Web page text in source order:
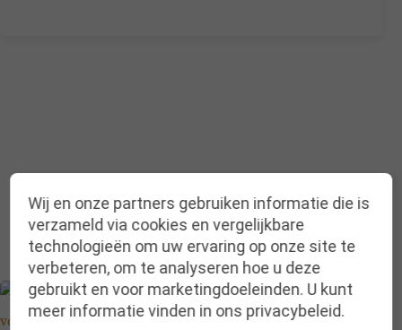
Wij en onze partners gebruiken informatie die is
verzameld via cookies en vergelijkbare
technologieën om uw ervaring op onze site te
verbeteren, om te analyseren hoe u deze
gebruikt en voor marketingdoeleinden. U kunt
meer informatie vinden in ons privacybeleid.